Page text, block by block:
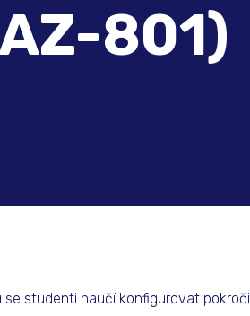
801)
studenti naučí konfigurovat